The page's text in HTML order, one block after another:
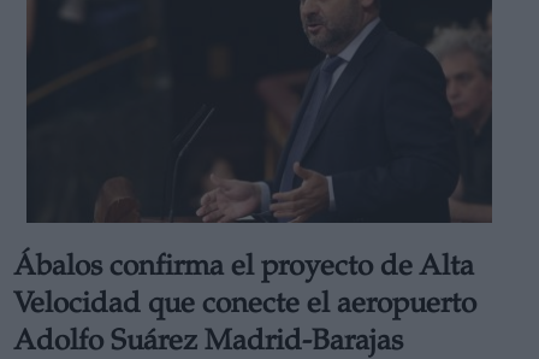
Ábalos confirma el proyecto de Alta
Velocidad que conecte el aeropuerto
Adolfo Suárez Madrid-Barajas